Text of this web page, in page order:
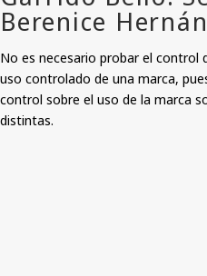
No es necesario probar el control
uso controlado de una marca,
control sobre el uso de la marca
distintas.